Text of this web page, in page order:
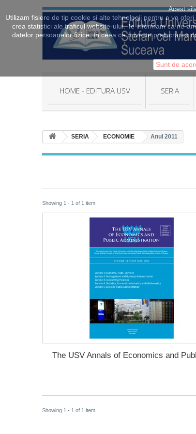
Acest
Utilizam fisiere de tip cookie si alte tehnologii pentru a va
crea statistici ale traficul website-ului. Te informam ca ne-
datelor persoanelor fizice. In ceea ce priveste prelucrarea
Sunt de
HOME - EDITURA USV SERIA
SERIA ECONOMIE Anul 2011
Showing 1 - 1 of 1 item
The USV Annals of Economics and
Showing 1 - 1 of 1 item